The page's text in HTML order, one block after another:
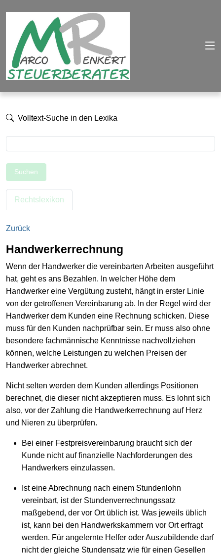
Volltext-Suche in den Lexika
Suchen
Rechtslexikon
Zurück
Handwerkerrechnung
Wenn der Handwerker die vereinbarten Arbeiten ausgeführt
hat, geht es ans Bezahlen. In welcher Höhe dem
Handwerker eine Vergütung zusteht, hängt in erster Linie
von der getroffenen Vereinbarung ab. In der Regel wird der
Handwerker dem Kunden eine Rechnung schicken. Diese
muss für den Kunden nachprüfbar sein. Er muss also ohne
besondere fachmännische Kenntnisse nachvollziehen
können, welche Leistungen zu welchen Preisen der
Handwerker abrechnet.
Nicht selten werden dem Kunden allerdings Positionen
berechnet, die dieser nicht akzeptieren muss. Es lohnt sich
also, vor der Zahlung die Handwerkerrechnung auf Herz
und Nieren zu überprüfen.
Bei einer Festpreisvereinbarung braucht sich der
Kunde nicht auf finanzielle Nachforderungen des
Handwerkers einzulassen.
Ist eine Abrechnung nach einem Stundenlohn
vereinbart, ist der Stundenverrechnungssatz
maßgebend, der vor Ort üblich ist. Was jeweils üblich
ist, kann bei den Handwerkskammern vor Ort erfragt
werden. Für angelernte Helfer oder Auszubildende darf
nicht der gleiche Stundensatz wie für einen Gesellen